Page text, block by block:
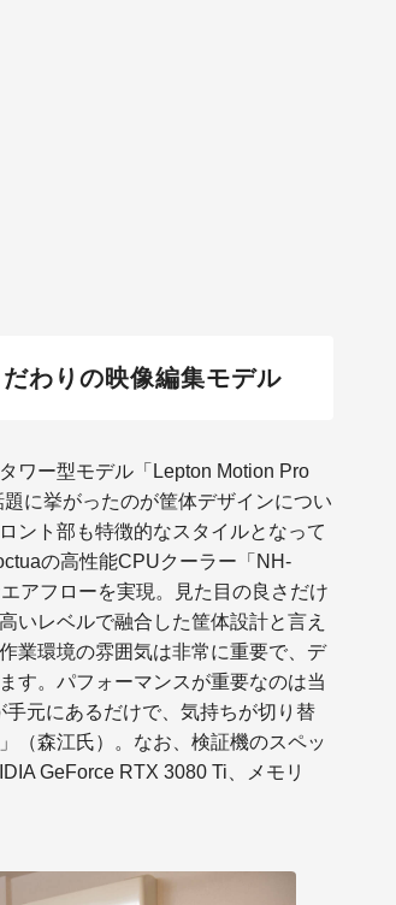
わりの映像編集モデル
ワー型モデル「Lepton Motion Pro
に挙がったのが筐体デザインについ
ント部も特徴的なスタイルとなって
の高性能CPUクーラー「NH-
アフローを実現。見た目の良さだけ
いレベルで融合した筐体設計と言え
業環境の雰囲気は非常に重要で、デ
す。パフォーマンスが重要なのは当
元にあるだけで、気持ちが切り替
（森江氏）。なお、検証機のスペッ
GeForce RTX 3080 Ti、メモリ